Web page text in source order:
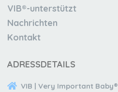
VIB®-unterstützt
Nachrichten
Kontakt
ADRESSDETAILS
VIB | Very Important Baby®